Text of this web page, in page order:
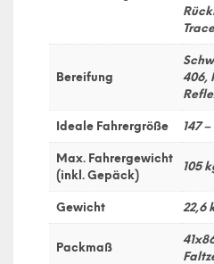
Bereifung
406,
Ideale Fahrergröße 147
Max. Fahrergewicht
(inkl. Gepäck)
105
Gewicht 22,6
Packmaß